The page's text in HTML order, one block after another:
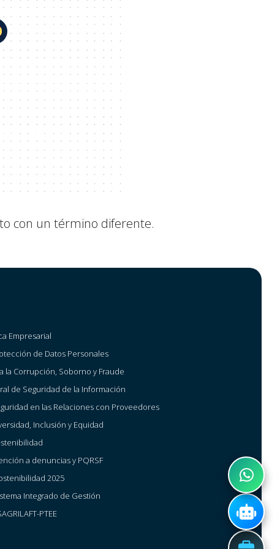
A INSIGHTS
con un término diferente.
Empresarial
de Datos Personales
la Corrupción, Soborno y Fraude
de Seguridad de la Información
en las Relaciones con Proveedores
Inclusión y Equidad
a denuncias y PQRSF
2025
Integrado de Gestión
PTEE